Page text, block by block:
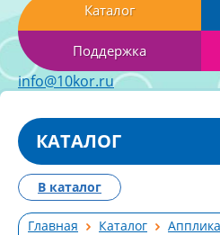
Каталог
Поддержка
info@10kor.ru
КАТАЛОГ
Главная Каталог
В каталог